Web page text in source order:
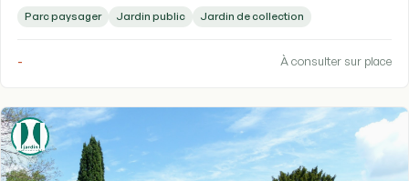
Parc paysager Jardin public Jardin de collection
- À consulter sur place